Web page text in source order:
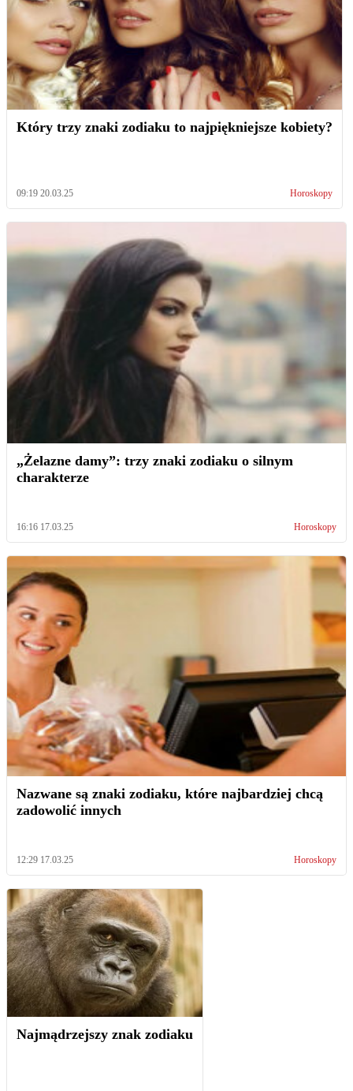
Który trzy znaki zodiaku to najpiękniejsze kobiety?
09:19 20.03.25 Horoskopy
„Żelazne damy”: trzy znaki zodiaku o silnym
charakterze
16:16 17.03.25 Horoskopy
Nazwane są znaki zodiaku, które najbardziej chcą
zadowolić innych
12:29 17.03.25 Horoskopy
Najmądrzejszy znak zodiaku